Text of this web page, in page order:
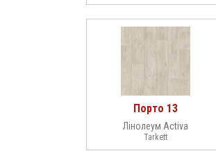
Порто 13
Лінолеум Activa
Tarkett